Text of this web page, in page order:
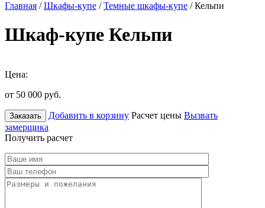
Главная /Шкафы-купе /Темные шкафы-купе / Кельпи
Шкаф-купе Кельпи
Цена:
от 50 000 руб.
Заказать Добавить в корзину Расчет цены Вызвать
замерщика
Получить расчет